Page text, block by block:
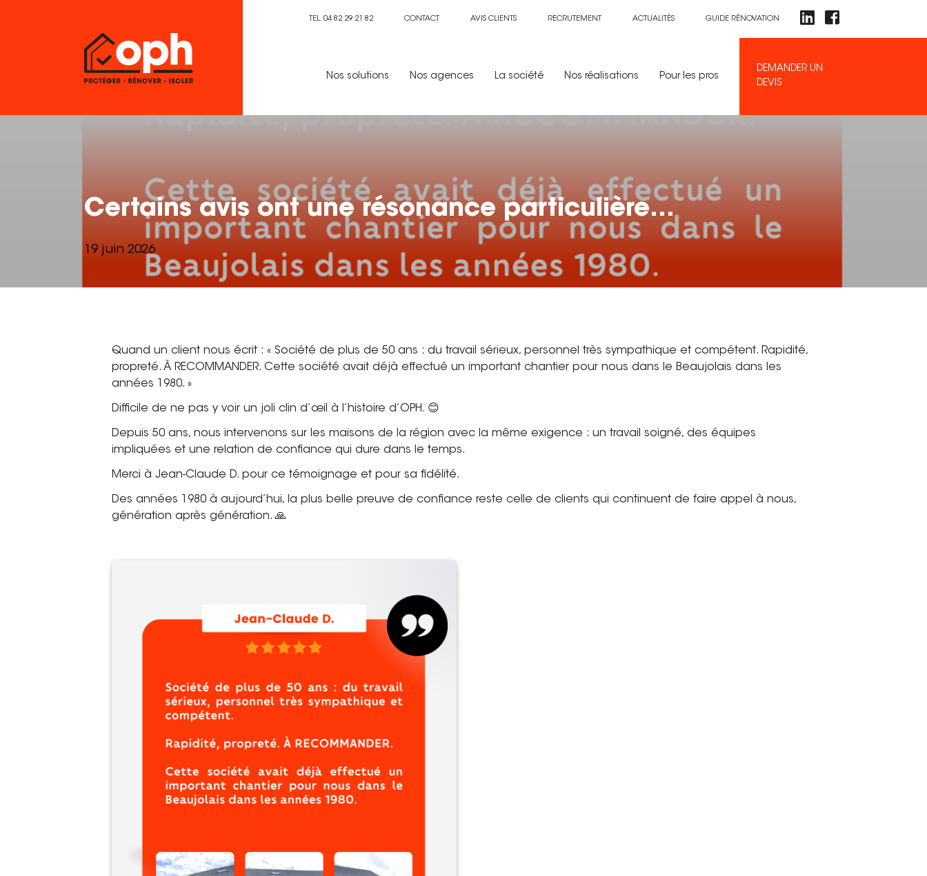
TEL. 04 82 29 21 82 CONTACT AVIS CLIENTS RECRUTEMENT ACTUALITÉS GUIDE RÉNOVATION
Nos solutions Nos agences La société Nos réalisations Pour les pros
DEMANDER UN
DEVIS
Certains avis ont une résonance particulière…
19 juin 2026
Quand un client nous écrit : « Société de plus de 50 ans : du travail sérieux, personnel très sympathique et compétent. Rapidité,
propreté. À RECOMMANDER. Cette société avait déjà effectué un important chantier pour nous dans le Beaujolais dans les
années 1980. »
Difficile de ne pas y voir un joli clin d’œil à l’histoire d’OPH. 😊
Depuis 50 ans, nous intervenons sur les maisons de la région avec la même exigence : un travail soigné, des équipes
impliquées et une relation de confiance qui dure dans le temps.
Merci à Jean-Claude D. pour ce témoignage et pour sa fidélité.
Des années 1980 à aujourd’hui, la plus belle preuve de confiance reste celle de clients qui continuent de faire appel à nous,
génération après génération. 🙏